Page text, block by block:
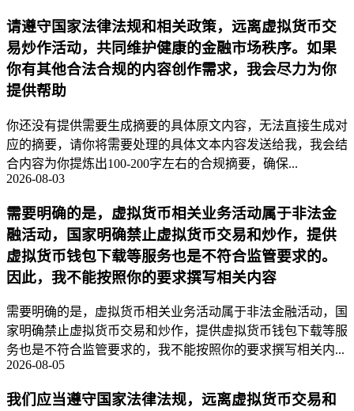
请遵守国家法律法规和相关政策，远离虚拟货币交
易炒作活动，共同维护健康的金融市场秩序。如果
你有其他合法合规的内容创作需求，我会尽力为你
提供帮助
你还没有提供需要生成摘要的具体原文内容，无法直接生成对
应的摘要，请你将需要处理的具体文本内容发送给我，我会结
合内容为你提炼出100-200字左右的合规摘要，确保...
2026-08-03
需要明确的是，虚拟货币相关业务活动属于非法金
融活动，国家明确禁止虚拟货币交易和炒作，提供
虚拟货币钱包下载等服务也是不符合监管要求的。
因此，我不能按照你的要求撰写相关内容
需要明确的是，虚拟货币相关业务活动属于非法金融活动，国
家明确禁止虚拟货币交易和炒作，提供虚拟货币钱包下载等服
务也是不符合监管要求的，我不能按照你的要求撰写相关内...
2026-08-05
我们应当遵守国家法律法规，远离虚拟货币交易和